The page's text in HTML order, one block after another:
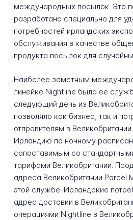
международных посылок. Это
разработано специально для
потребностей ирландских
обслуживания в качестве
продукта посылок для
Наиболее заметным
линейке Nightline была ее
следующий день из
позволяло как бизнес, так и
отправителям в
Ирландию по ночному
сопоставимым со
тарифами Великобритании.
адреса Великобритании Parcel
этой службе. Ирландские
адрес доставки в
операциями Nightline в